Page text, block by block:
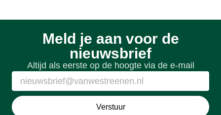
Meld je aan voor de
nieuwsbrief
Altijd als eerste op de hoogte via de e-mail
Verstuur